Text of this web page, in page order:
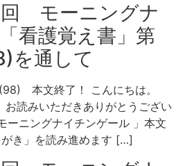
モーニングナ
看護覚え書」第
を通して
本文終了！ こんにちは。
読みいただきありがとうござい
ーニングナイチンゲール 」本文
き」を読み進めます […]